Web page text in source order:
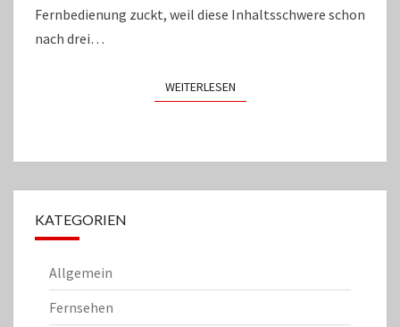
Fernbedienung zuckt, weil diese Inhaltsschwere schon
nach drei…
WEITERLESENWEITERLESEN
KATEGORIEN
Allgemein
Fernsehen